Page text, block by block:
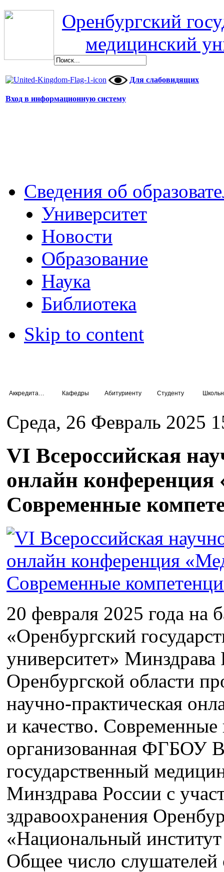
Оренбургский
медицинский
Для слабовидящих
Вход в информационную систему
Сведения об
Университет
Новости
Образование
Наука
Библиотека
Skip to content
Кафедры Абитуриенту Студенту
Среда, 26 Февраль 2025
VI Всероссийская
онлайн конференция
Современные
20 февраля 2025 года
«Оренбургский
университет» Минздрава
Оренбургской области
научно-практическая
и качество.
организованная ФГБОУ
государственный
Минздрава России с
здравоохранения
«Национальный институт
Общее число слушателей